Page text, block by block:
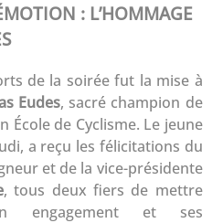
: L’HOMMAGE
de la soirée fut la mise à
Eudes, sacré champion de
École de Cyclisme. Le jeune
a reçu les félicitations du
et de la vice-présidente
, tous deux fiers de mettre
engagement et ses